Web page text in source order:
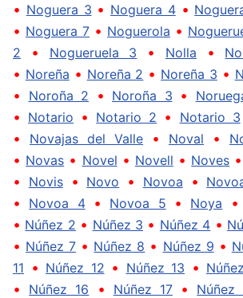
• Noguera 3 • Noguera 4•
• Noguera 7 • Noguerola •
2 • Nogueruela 3 • Nolla •
• Noreña • Noreña 2 • Noreña 3 •
• Noroña 2 • Noroña 3 •
• Notario • Notario 2 • Notario 3
• Novajas del Valle • Noval •
• Novas • Novel • Novell • Noves •
• Novis• Novo • Novoa •
• Novoa 4• Novoa 5 • Noya •
• Núñez 2 • Núñez 3 • Núñez 4 •
• Núñez 7 • Núñez 8 • Núñez 9 •
11 • Núñez 12 • Núñez 13 •
• Núñez 16 • Núñez 17• Núñez